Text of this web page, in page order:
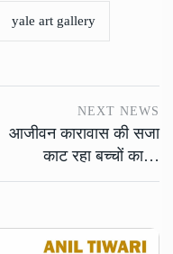
yale art gallery
NEXT NEWS
आजीवन कारावास की सजा
काट रहा बच्चों का…